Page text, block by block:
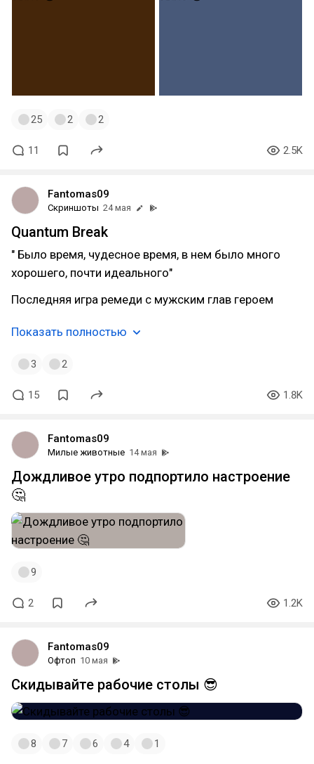
25 2 2
11 2.5K
Fantomas09
Скриншоты 24 мая
Quantum Break
" Было время, чудесное время, в нем было много
хорошего, почти идеального"
Последняя игра ремеди с мужским глав героем
Показать полностью
3 2
15 1.8K
Fantomas09
Милые животные 14 мая
Дождливое утро подпортило настроение
🤔
9
2 1.2K
Fantomas09
Офтоп 10 мая
Скидывайте рабочие столы 😎
8 7 6 4 1